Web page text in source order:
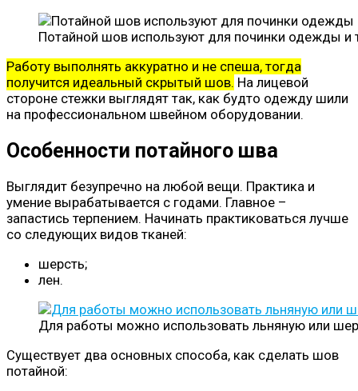
Потайной шов используют для починки одежды и
Работу выполнять аккуратно и не спеша, тогда
получится идеальный скрытый шов. На лицевой
стороне стежки выглядят так, как будто одежду шили
на профессиональном швейном оборудовании.
Особенности потайного шва
Выглядит безупречно на любой вещи. Практика и
умение вырабатывается с годами. Главное –
запастись терпением. Начинать практиковаться лучше
со следующих видов тканей:
шерсть;
лен.
Для работы можно использовать льняную или
Существует два основных способа, как сделать шов
потайной: